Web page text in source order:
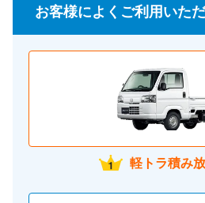
お客様によくご利用いた
軽トラ積み